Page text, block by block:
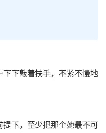
下敲着扶手，不紧不慢地
下，至少把那个她最不可